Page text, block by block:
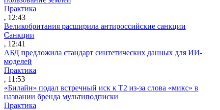
Практика
, 12:43
Великобритания расширила антироссийские санкции
Санкции
, 12:41
АБД предложила стандарт синтетических данных для ИИ-
моделей
Практика
, 11:53
«Билайн» подал встречный иск к Т2 из-за слова «микс» в
названии бренда мультиподписки
Практика